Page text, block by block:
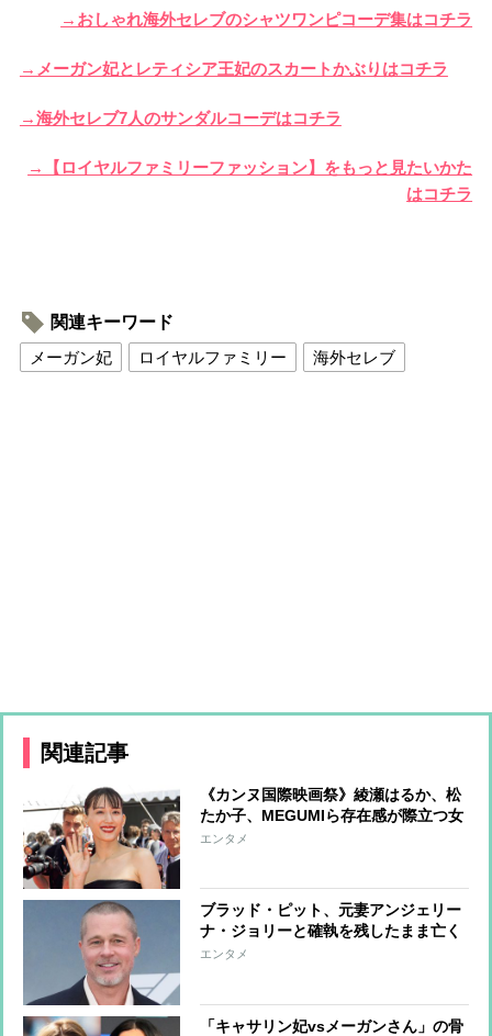
→おしゃれ海外セレブのシャツワンピコーデ集はコチラ
→メーガン妃とレティシア王妃のスカートかぶりはコチラ
→海外セレブ7人のサンダルコーデはコチラ
→【ロイヤルファミリーファッション】をもっと見たいかた
はコチラ
関連キーワード
メーガン妃
ロイヤルファミリー 海外セレブ
関連記事
《カンヌ国際映画祭》綾瀬はるか、松
たか子、MEGUMIら存在感が際立つ女
優たちのファッションをチェック
エンタメ
ブラッド・ピット、元妻アンジェリー
ナ・ジョリーと確執を残したまま亡く
なった母への思い「母には悪意など微
エンタメ
「キャサリン妃vsメーガンさん」の骨